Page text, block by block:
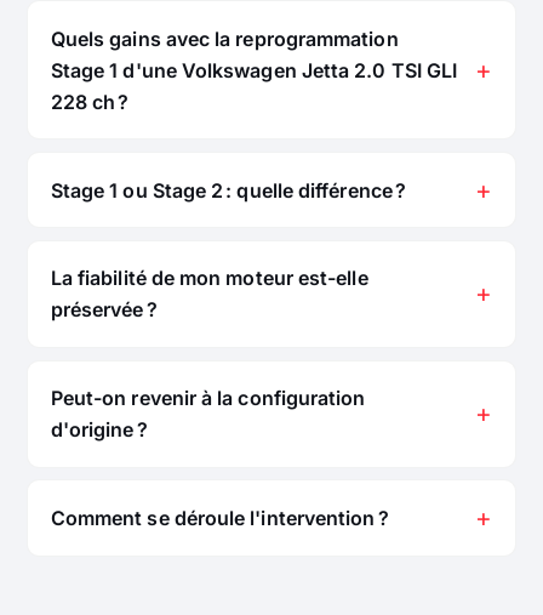
Quels gains avec la reprogrammation
Stage 1 d'une Volkswagen Jetta 2.0 TSI GLI
228 ch ?
Stage 1 ou Stage 2 : quelle différence ?
La fiabilité de mon moteur est-elle
préservée ?
Peut-on revenir à la configuration
d'origine ?
Comment se déroule l'intervention ?